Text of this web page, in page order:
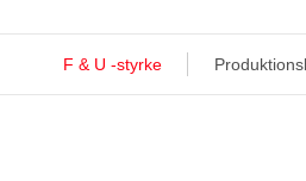
F & U -styrke